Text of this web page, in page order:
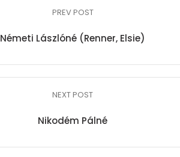
PREV POST
Németi Lászlóné (Renner, Elsie)
NEXT POST
Nikodém Pálné